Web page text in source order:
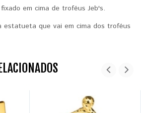
em cima de troféus Jeb's.
estatueta que vai em cima dos troféus